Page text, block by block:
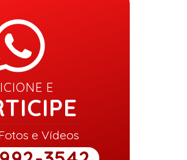
E
e Vídeos